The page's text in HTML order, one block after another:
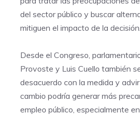
del sector público y buscar
mitiguen el impacto de la decisión.
Desde el Congreso,
Provoste y Luis Cuello también
desacuerdo con la medida y
cambio podría generar más
empleo público, especialmente